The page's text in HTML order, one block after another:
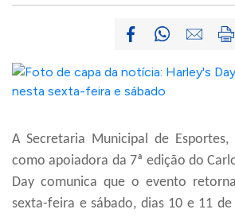
A Secretaria Municipal de Esportes,
como apoiadora da 7ª edição do
Day comunica que o evento
sexta-feira e sábado, dias 10 e 11